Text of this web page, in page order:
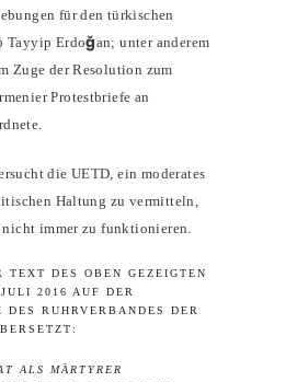
für den türkischen
Tayyip Erdoğan; unter anderem
Zuge der Resolution zum
Protestbriefe an
die UETD, ein moderates
Haltung zu vermitteln,
immer zu funktionieren.
TEXT DES OBEN GEZEIGTEN
2016 AUF DER
DES RUHRVERBANDES DER
ALS MÄRTYRER